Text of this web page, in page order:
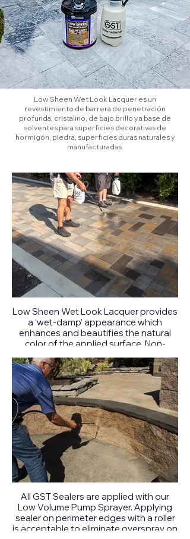
Low Sheen Wet Look Lacquer es un
revestimiento de barrera de penetración
profunda, cristalino, de bajo brillo y a base de
solventes para superficies decorativas de
hormigón, piedra, superficies duras naturales y
manufacturadas.
Low Sheen Wet Look Lacquer provides
a ‘wet-damp’ appearance which
enhances and beautifies the natural
color of the applied surface. Non-
Lacquer seals against food stains,
gasoline, grease, oils, water and acid.
All GST Sealers are applied with our
Low Volume Pump Sprayer. Applying
sealer on perimeter edges with a roller
is acceptable to eliminate overspray on